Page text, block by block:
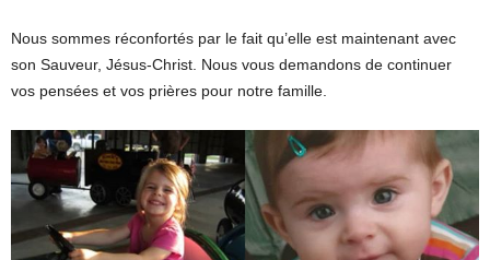
Nous sommes réconfortés par le fait qu’elle est maintenant avec
son Sauveur, Jésus-Christ. Nous vous demandons de continuer
vos pensées et vos prières pour notre famille.